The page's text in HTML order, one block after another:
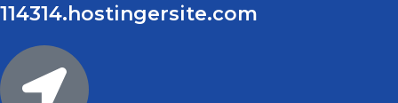
114314.hostingersite.com